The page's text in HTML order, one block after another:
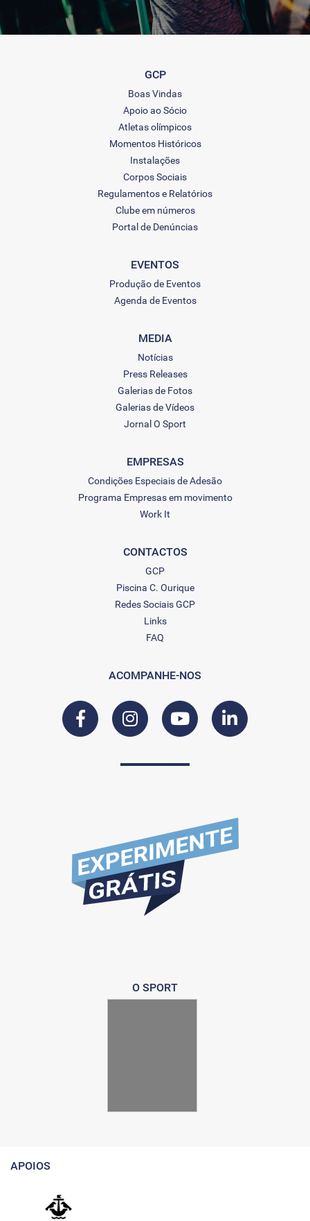
GCP
Boas Vindas
Apoio ao Sócio
Atletas olímpicos
Momentos Históricos
Instalações
Corpos Sociais
Regulamentos e Relatórios
Clube em números
Portal de Denúncias
EVENTOS
Produção de Eventos
Agenda de Eventos
MEDIA
Notícias
Press Releases
Galerias de Fotos
Galerias de Vídeos
Jornal O Sport
EMPRESAS
Condições Especiais de Adesão
Programa Empresas em movimento
Work It
CONTACTOS
GCP
Piscina C. Ourique
Redes Sociais GCP
Links
FAQ
ACOMPANHE-NOS
O SPORT
APOIOS